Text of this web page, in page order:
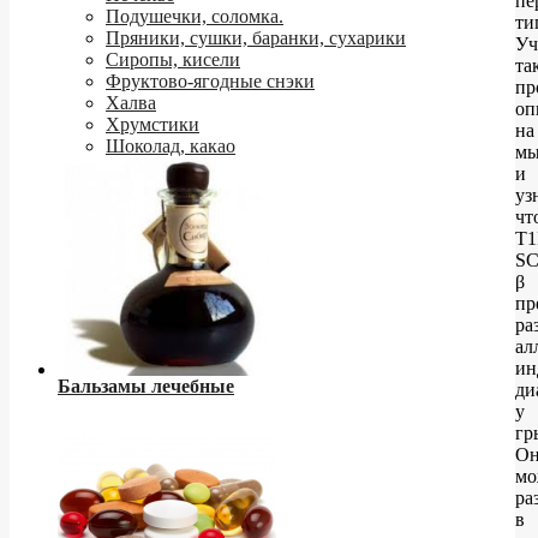
Подушечки, соломка.
Пряники, сушки, баранки, сухарики
Сиропы, кисели
Фруктово-ягодные снэки
Халва
Хрумстики
Шоколад, какао
Бальзамы лечебные
на
и
β
у
в